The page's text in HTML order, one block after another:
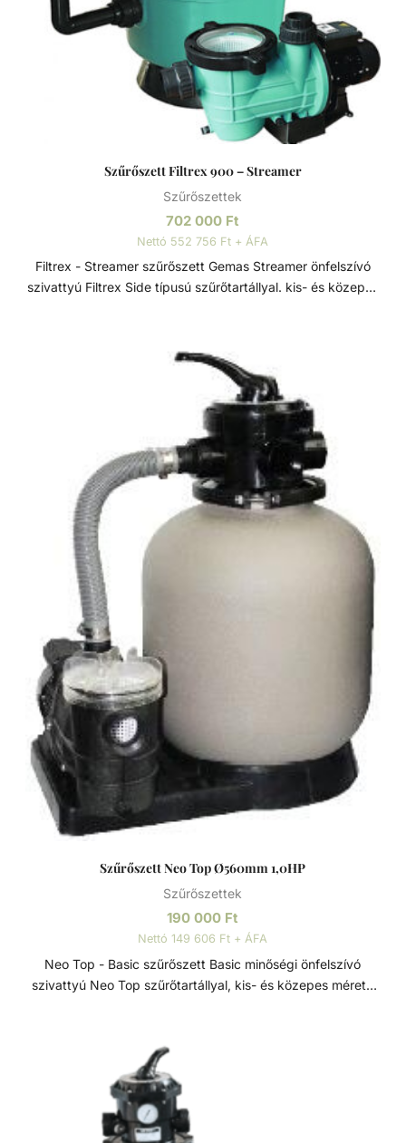
Szűrőszett Filtrex 900 – Streamer
Szűrőszettek
702 000 Ft
Nettó 552 756 Ft + ÁFA
Filtrex - Streamer szűrőszett Gemas Streamer önfelszívó
szivattyú Filtrex Side típusú szűrőtartállyal. kis- és közepes
energiahatékonyság és a kiemelkedő víztisztaság ideális
kombinációját kínálják. A szűrőméretek, szivattyúk és
tartozékok széles választéka lehetővé teszi, hogy az
medencéhez legjobban illeszkedő rendszert válasszuk. A
szűrőrendszereket gyors összeszerelésre és az
alkatrészek precíz összhangolt működésre tervezték. A
szivattyúk és szűrők teljesítménye a maximális áramlás és
energiahatékonyság érdekében van összehangolva. A
szűrők polipropilénből vannak öntve a hosszú élettartam
érdekében. Streamer szivattyú GEMAS Streamer előszűrős
önfelszívó szivattyú, termoplasztik műanyagból. Minden
típusú kis méretű medencéhez telepíthető. Minden eleme
korrózióálló, erősített termoplasztikból készül a tartósság
és hosszú élettartam érdekében. 1/2 HP-ig D50-es
csatlakozás, az afeletti méretek D63 hollanderes
csatlakozásúak. 2850 rpm- IP 55 motorvédelem. Filtrex
Side szűrőtartály Megbízható, üvegszál erősítésű laminált
poliészter Filtrex szűrőtartály, hatfunkciós oldalszeleppel és
nyomásmérő órával. Opcionálisan vinilészter bevonattal.
Tartozéka a hatfunkciós oldalszelep és a nyomásmérő óra.
Műszaki adatok: - Teszt nyomás 3,5 bar. - Üzemi nyomás
max. 2,0 bar. - Szűrési sebesség 50 m/h.
Szűrőszett Neo Top Ø560mm 1,0HP
Szűrőszettek
190 000 Ft
Nettó 149 606 Ft + ÁFA
Neo Top - Basic szűrőszett Basic minőségi önfelszívó
szivattyú Neo Top szűrőtartállyal, kis- és közepes méretű
alapanyagú, ellenálló szűrőtartály 6 útú váltószeleppel.
Továbbá minden, a szett összeálításához szükséges
alkatrész, amely az optimális működést biztosítja.
Szűrőszettek A homokszűrő rendszereket úgy tervezték és
szerelték fel, hogy az energiahatékonyság és a kiemelkedő